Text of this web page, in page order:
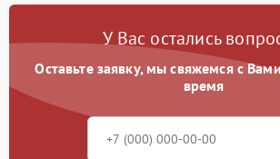
У Вас остались
Оставьте заявку, мы свяжемся с
время